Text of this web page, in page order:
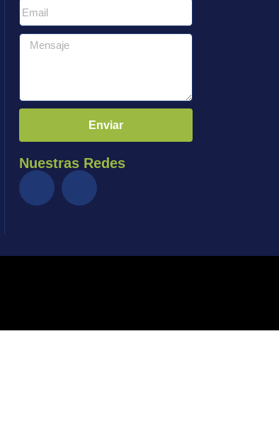
Enviar
Nuestras Redes